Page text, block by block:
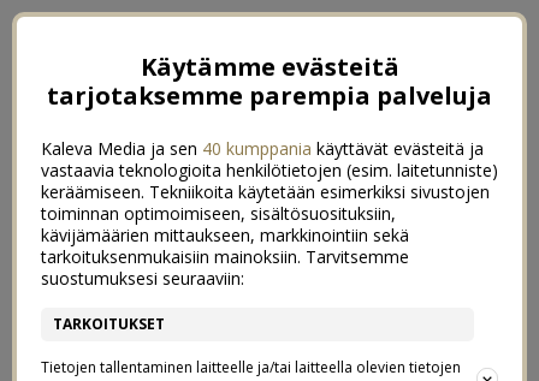
Käytämme evästeitä
tarjotaksemme parempia palveluja
Kaleva Media ja sen 40 kumppania käyttävät evästeitä ja
vastaavia teknologioita henkilötietojen (esim. laitetunniste)
keräämiseen. Tekniikoita käytetään esimerkiksi sivustojen
toiminnan optimoimiseen, sisältösuosituksiin,
kävijämäärien mittaukseen, markkinointiin sekä
tarkoituksenmukaisiin mainoksiin. Tarvitsemme
suostumuksesi seuraaviin:
TARKOITUKSET
Tietojen tallentaminen laitteelle ja/tai laitteella olevien tietojen